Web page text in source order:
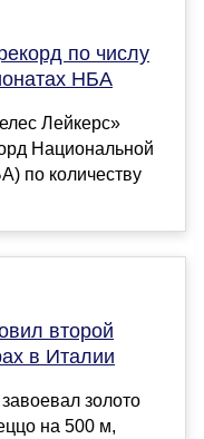
по числу
НБА
Лейкерс»
Национальной
по количеству
второй
в Италии
золото
на 500 м,